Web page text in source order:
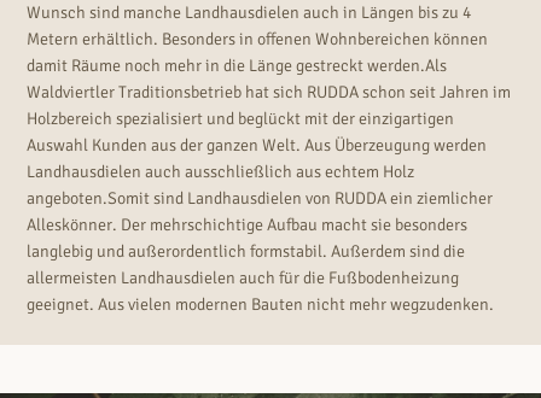
Wunsch sind manche Landhausdielen auch in Längen bis zu 4
Metern erhältlich. Besonders in offenen Wohnbereichen können
damit Räume noch mehr in die Länge gestreckt werden.Als
Waldviertler Traditionsbetrieb hat sich RUDDA schon seit Jahren im
Holzbereich spezialisiert und beglückt mit der einzigartigen
Auswahl Kunden aus der ganzen Welt. Aus Überzeugung werden
Landhausdielen auch ausschließlich aus echtem Holz
angeboten.Somit sind Landhausdielen von RUDDA ein ziemlicher
Alleskönner. Der mehrschichtige Aufbau macht sie besonders
langlebig und außerordentlich formstabil. Außerdem sind die
allermeisten Landhausdielen auch für die Fußbodenheizung
geeignet. Aus vielen modernen Bauten nicht mehr wegzudenken.